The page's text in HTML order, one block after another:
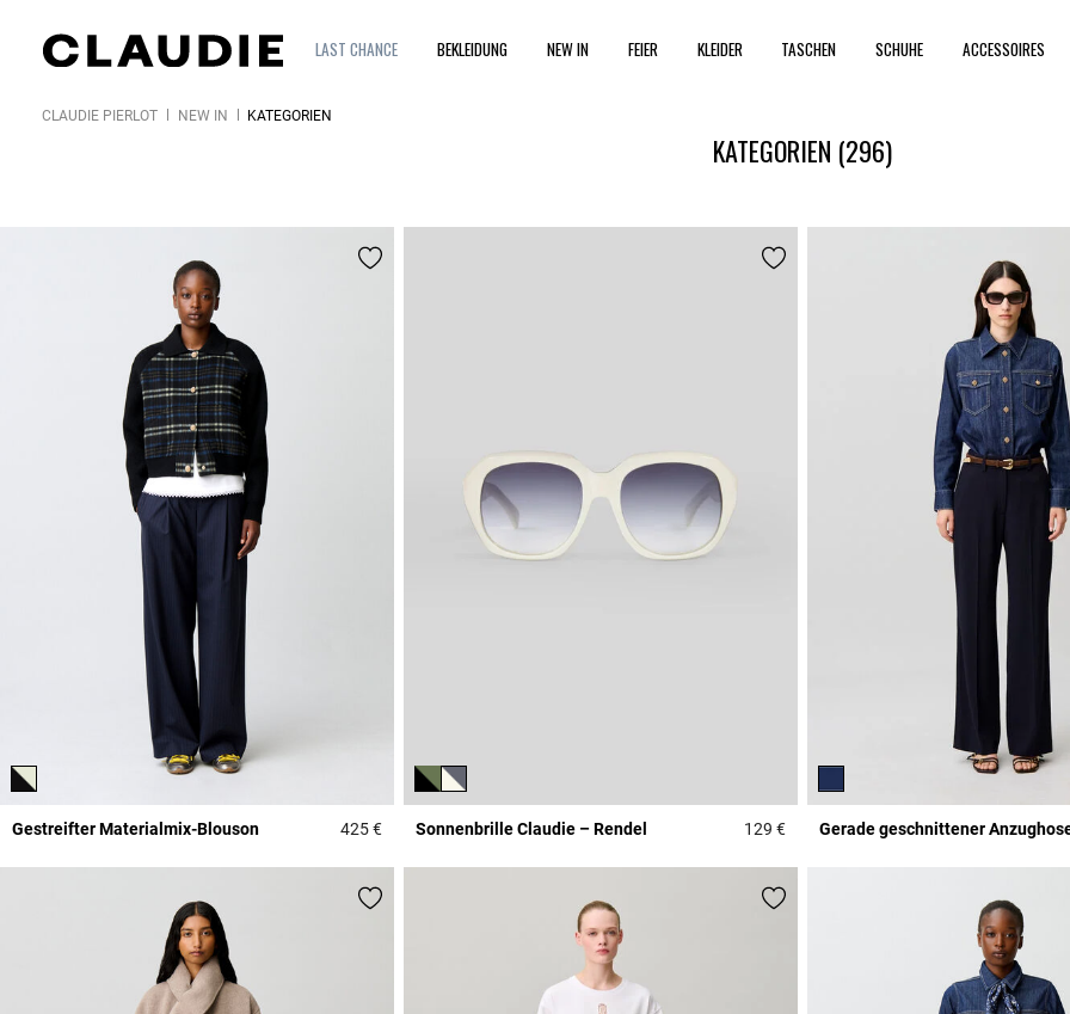
LAST CHANCE BEKLEIDUNG NEW IN FEIER KLEIDER TASCHEN SCHUHE ACCESSOIRES
CLAUDIE PIERLOT NEW IN KATEGORIEN
KATEGORIEN (296)
Gestreifter Materialmix-Blouson 425 €3,1 out of 5 Customer Rating
Sonnenbrille Claudie – Rendel 129 €4,7 out of 5 Customer Rating
Gerade geschnittener